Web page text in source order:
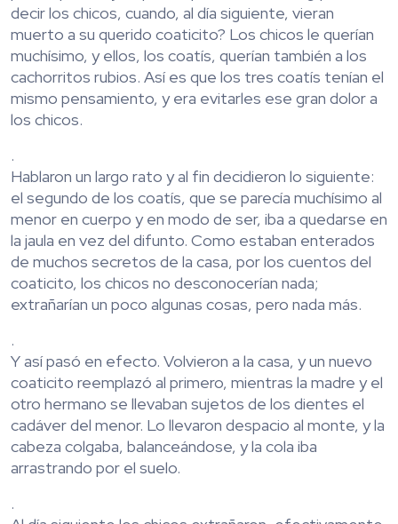
decir los chicos, cuando, al día siguiente, vieran
muerto a su querido coaticito? Los chicos le querían
muchísimo, y ellos, los coatís, querían también a los
cachorritos rubios. Así es que los tres coatís tenían el
mismo pensamiento, y era evitarles ese gran dolor a
los chicos.
.
Hablaron un largo rato y al fin decidieron lo siguiente:
el segundo de los coatís, que se parecía muchísimo al
menor en cuerpo y en modo de ser, iba a quedarse en
la jaula en vez del difunto. Como estaban enterados
de muchos secretos de la casa, por los cuentos del
coaticito, los chicos no desconocerían nada;
extrañarían un poco algunas cosas, pero nada más.
.
Y así pasó en efecto. Volvieron a la casa, y un nuevo
coaticito reemplazó al primero, mientras la madre y el
otro hermano se llevaban sujetos de los dientes el
cadáver del menor. Lo llevaron despacio al monte, y la
cabeza colgaba, balanceándose, y la cola iba
arrastrando por el suelo.
.